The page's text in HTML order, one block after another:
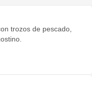
trozos de pescado,